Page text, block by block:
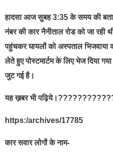
हादसा आज सुबह 3:35 के समय की
नंबर की कार नैनीताल रोड को जा रही
पहुंचकर घायलों को अस्पताल भिजवाया
लेते हुए पोस्टमार्टम के लिए भेज दिया
जुट गई है।
यह ख़बर भी
https:/archives/17785
कार सवार लोगों के नाम-